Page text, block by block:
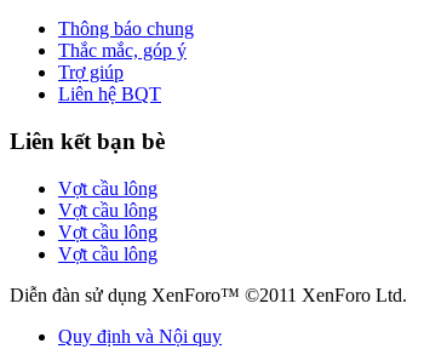
Thông báo chung
Thắc mắc, góp ý
Trợ giúp
Liên hệ BQT
Liên kết bạn bè
Vợt cầu lông
Vợt cầu lông
Vợt cầu lông
Vợt cầu lông
Diễn đàn sử dụng XenForo™ ©2011 XenForo Ltd.
Quy định và Nội quy